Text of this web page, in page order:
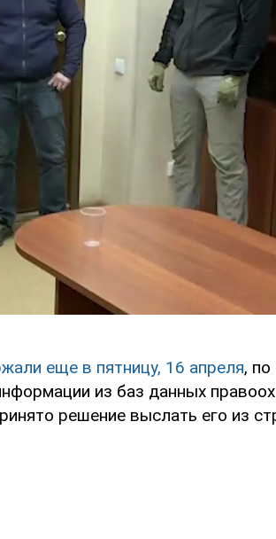
еще в пятницу, 16 апреля,
из баз данных
решение выслать его из